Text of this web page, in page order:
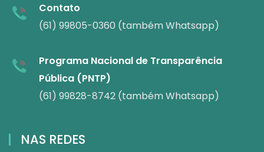
Contato
(61) 99805-0360 (também Whatsapp)
Programa Nacional de Transparência
Pública (PNTP)
(61) 99828-8742 (também Whatsapp)
NAS REDES